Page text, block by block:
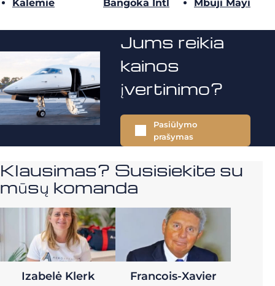
Kalemie
Bangoka Intl
Mbuji Mayi
Jums reikia
kainos
įvertinimo?
Pasiūlymo
prašymas
Klausimas? Susisiekite su
mūsų komanda
Izabelė Klerk
Francois-Xavier